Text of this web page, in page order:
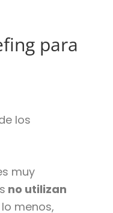
para
los
muy
no utilizan
lo menos,